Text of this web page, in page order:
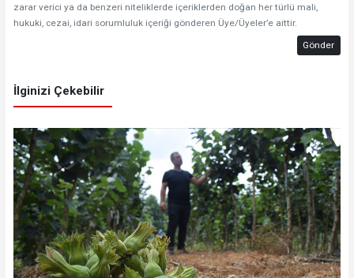
zarar verici ya da benzeri niteliklerde içeriklerden doğan her türlü mali,
hukuki, cezai, idari sorumluluk içeriği gönderen Üye/Üyeler’e aittir.
Gönder
İlginizi Çekebilir